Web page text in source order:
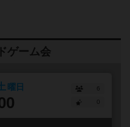
ゲーム会
曜日
6